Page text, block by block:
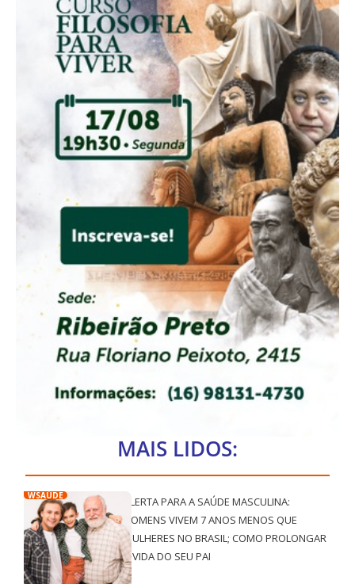
MAIS LIDOS:
WSAÚDE
ALERTA PARA A SAÚDE MASCULINA:
HOMENS VIVEM 7 ANOS MENOS QUE
MULHERES NO BRASIL; COMO PROLONGAR
A VIDA DO SEU PAI